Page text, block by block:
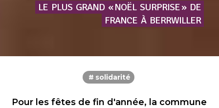
LE PLUS GRAND « NOËL SURPRISE » DE
FRANCE À BERRWILLER
solidarité
Pour les fêtes de fin d'année, la commune